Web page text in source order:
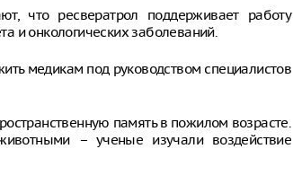
что ресвератрол поддерживает работу
и онкологических заболеваний.
медикам под руководством специалистов
память в пожилом возрасте.
– ученые изучали воздействие